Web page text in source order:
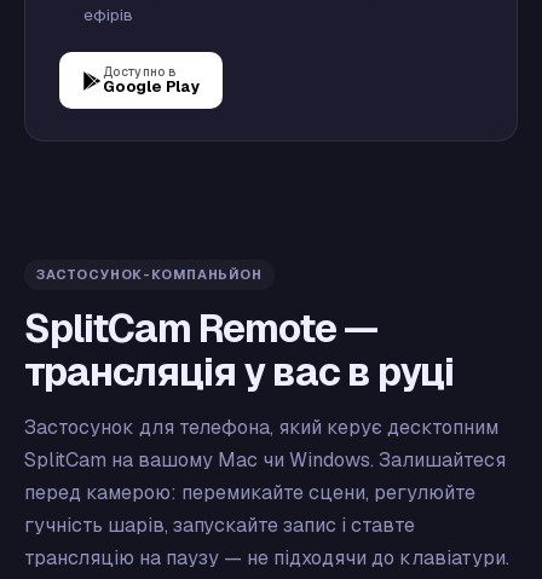
ефірів
Доступно в
Google Play
ЗАСТОСУНОК-КОМПАНЬЙОН
SplitCam Remote —
трансляція у вас в руці
Застосунок для телефона, який керує десктопним
SplitCam на вашому Mac чи Windows. Залишайтеся
перед камерою: перемикайте сцени, регулюйте
гучність шарів, запускайте запис і ставте
трансляцію на паузу — не підходячи до клавіатури.